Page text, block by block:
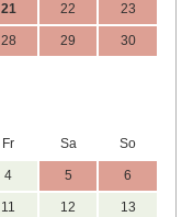
21 22 23
28 29 30
Fr Sa So
4 5 6
11 12 13